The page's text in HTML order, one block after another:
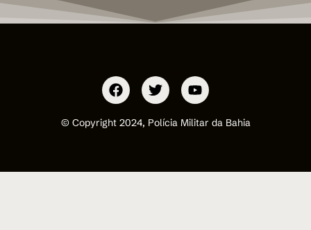
© Copyright 2024, Polícia Militar da Bahia